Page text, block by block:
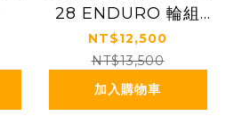
28 ENDURO 輪組
(27.5")
NT$12,500
NT$13,500
加入購物車